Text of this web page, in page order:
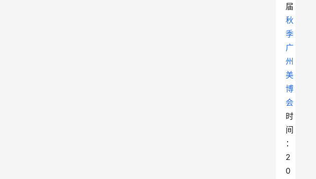
届
秋
季
广
州
美
博
会
时
间
：
2
0